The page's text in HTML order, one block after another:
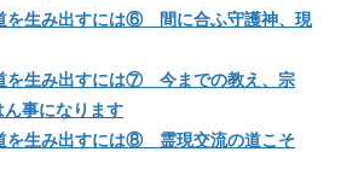
を生み出すには⑥ 間に合ふ守護神、現
を生み出すには⑦ 今までの教え、宗
事になります
を生み出すには⑧ 霊現交流の道こそ